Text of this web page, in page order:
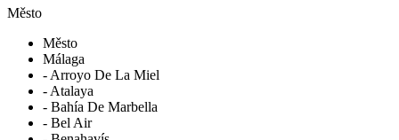
Město
Město
Málaga
- Arroyo De La Miel
- Atalaya
- Bahía De Marbella
- Bel Air